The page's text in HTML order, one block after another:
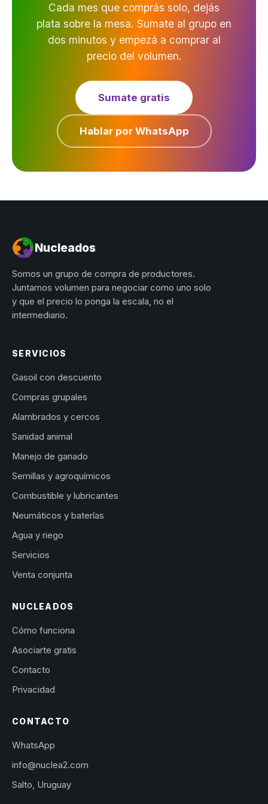
Cada mes que comprás solo, dejás
plata sobre la mesa. Sumate al grupo en
dos minutos y empezá a comprar al
precio del volumen.
Sumate gratis
Hablar por WhatsApp
Nucleados
Somos un grupo de compra de productores.
Juntamos volumen para negociar como uno solo
y que el precio lo ponga la escala, no el
intermediario.
SERVICIOS
Gasoil con descuento
Compras grupales
Alambrados y cercos
Sanidad animal
Manejo de ganado
Semillas y agroquímicos
Combustible y lubricantes
Neumáticos y baterías
Agua y riego
Servicios
Venta conjunta
NUCLEADOS
Cómo funciona
Asociarte gratis
Contacto
Privacidad
CONTACTO
WhatsApp
info@nuclea2.com
Salto, Uruguay